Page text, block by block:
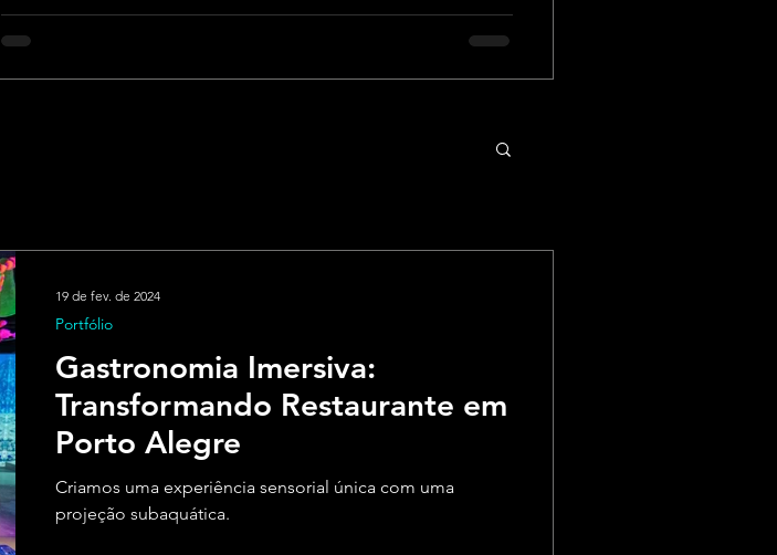
experimentos de novas formas de...
Gastronomia Imersiva:
Transformando Restaurante em
Porto Alegre
Criamos uma experiência sensorial única com uma
projeção subaquática.
Portfólio
19 de fev. de 2024